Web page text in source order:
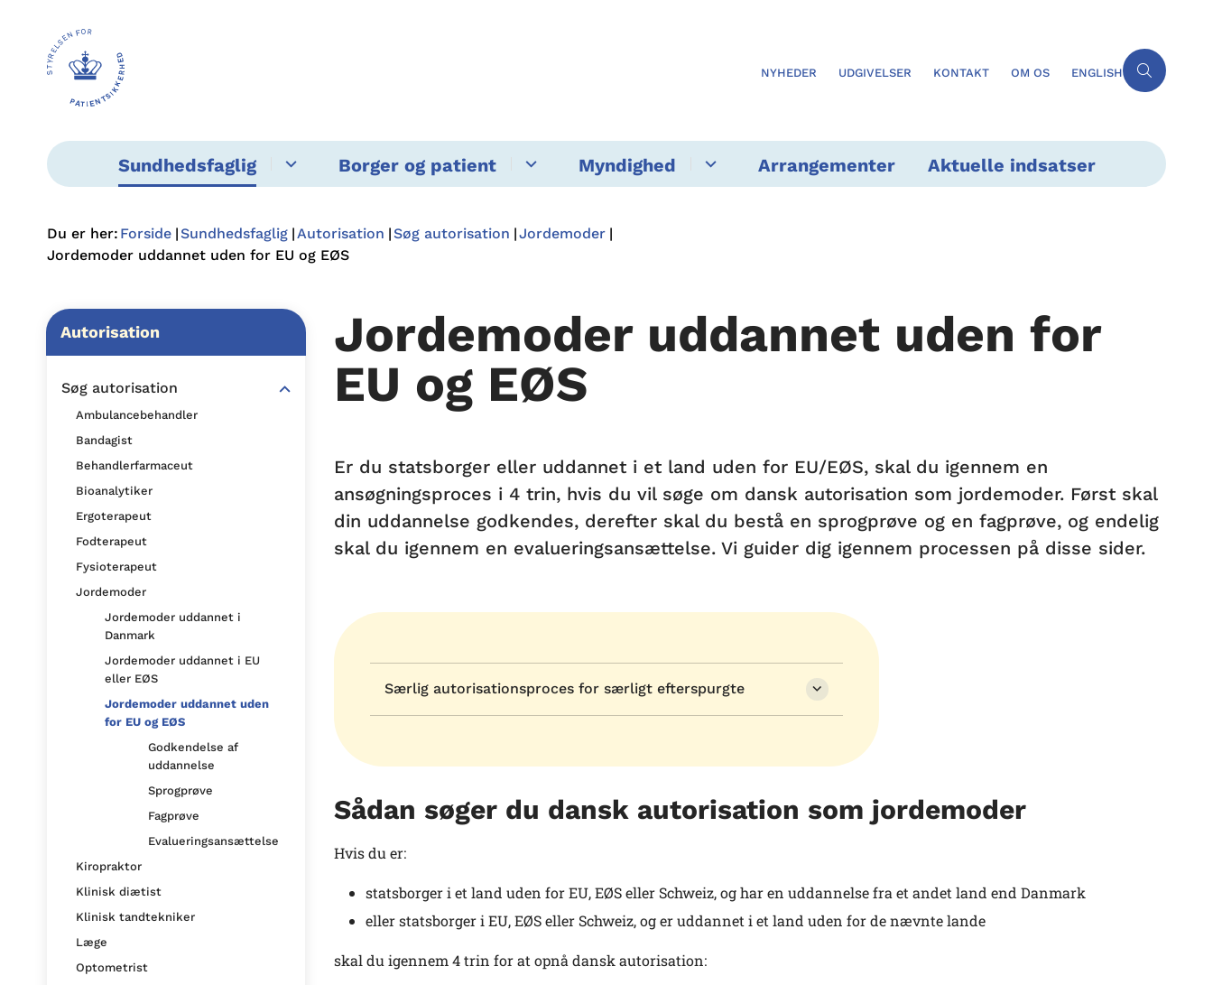
NYHEDER UDGIVELSER KONTAKT OM OS ENGLISH
Sundhedsfaglig Borger og patient Myndighed Arrangementer Aktuelle indsatser
Du er her: Forside Sundhedsfaglig Autorisation Søg autorisation Jordemoder
Jordemoder uddannet uden for EU og EØS
Autorisation
Søg autorisation
Ambulancebehandler
Bandagist
Behandlerfarmaceut
Bioanalytiker
Ergoterapeut
Fodterapeut
Fysioterapeut
Jordemoder
Jordemoder uddannet i
Danmark
Jordemoder uddannet i EU
eller EØS
Jordemoder uddannet uden
for EU og EØS
Godkendelse af
uddannelse
Sprogprøve
Fagprøve
Evalueringsansættelse
Kiropraktor
Klinisk diætist
Klinisk tandtekniker
Læge
Optometrist
Jordemoder uddannet uden for
EU og EØS
Er du statsborger eller uddannet i et land uden for EU/EØS, skal du igennem en
ansøgningsproces i 4 trin, hvis du vil søge om dansk autorisation som jordemoder. Først skal
din uddannelse godkendes, derefter skal du bestå en sprogprøve og en fagprøve, og endelig
skal du igennem en evalueringsansættelse. Vi guider dig igennem processen på disse sider.
Særlig autorisationsproces for særligt efterspurgte
Sådan søger du dansk autorisation som jordemoder
Hvis du er:
statsborger i et land uden for EU, EØS eller Schweiz, og har en uddannelse fra et andet land end Danmark
eller statsborger i EU, EØS eller Schweiz, og er uddannet i et land uden for de nævnte lande
skal du igennem 4 trin for at opnå dansk autorisation: